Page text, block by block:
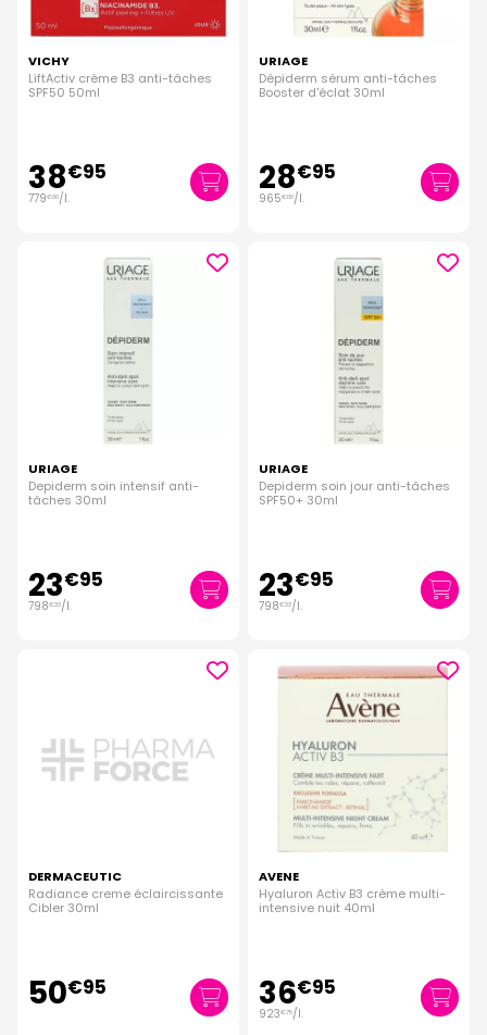
VICHY
LiftActiv crème B3 anti-tâches
SPF50 50ml
38€95
779€00/l.
URIAGE
Dépiderm sérum anti-tâches
Booster d'éclat 30ml
28€95
965€00/l.
URIAGE
Depiderm soin intensif anti-
tâches 30ml
23€95
798€33/l.
URIAGE
Depiderm soin jour anti-tâches
SPF50+ 30ml
23€95
798€33/l.
DERMACEUTIC
Radiance creme éclaircissante
Cibler 30ml
50€95
AVENE
Hyaluron Activ B3 crème multi-
intensive nuit 40ml
36€95
923€75/l.